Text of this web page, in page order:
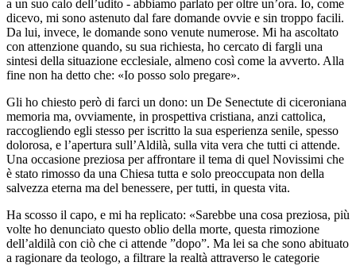
a un suo calo dell’udito - abbiamo parlato per oltre un’ora. Io, come
dicevo, mi sono astenuto dal fare domande ovvie e sin troppo facili.
Da lui, invece, le domande sono venute numerose. Mi ha ascoltato
con attenzione quando, su sua richiesta, ho cercato di fargli una
sintesi della situazione ecclesiale, almeno così come la avverto. Alla
fine non ha detto che: «Io posso solo pregare».
Gli ho chiesto però di farci un dono: un De Senectute di ciceroniana
memoria ma, ovviamente, in prospettiva cristiana, anzi cattolica,
raccogliendo egli stesso per iscritto la sua esperienza senile, spesso
dolorosa, e l’apertura sull’Aldilà, sulla vita vera che tutti ci attende.
Una occasione preziosa per affrontare il tema di quel Novissimi che
è stato rimosso da una Chiesa tutta e solo preoccupata non della
salvezza eterna ma del benessere, per tutti, in questa vita.
Ha scosso il capo, e mi ha replicato: «Sarebbe una cosa preziosa, più
volte ho denunciato questo oblio della morte, questa rimozione
dell’aldilà con ciò che ci attende ”dopo”. Ma lei sa che sono abituato
a ragionare da teologo, a filtrare la realtà attraverso le categorie